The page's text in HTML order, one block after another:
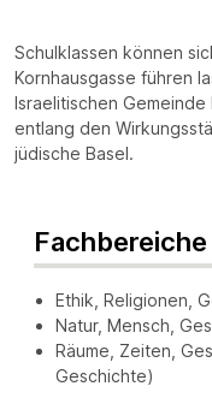
Schulklassen können
Kornhausgasse führen
Israelitischen
entlang den
jüdische Basel.
Ethik, Religionen,
Natur, Mensch,
Räume, Zeiten,
Geschichte)